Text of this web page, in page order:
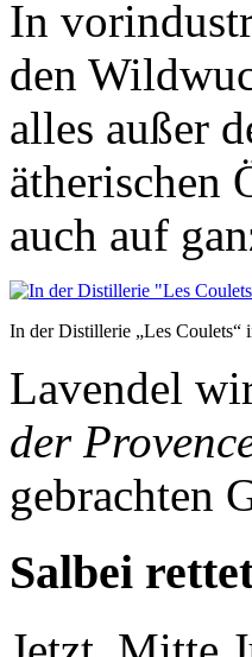
In
den
alles außer
ätherischen
auch auf
In der Distillerie „Les Coulets“
Lavendel
der
gebrachten
Salbei